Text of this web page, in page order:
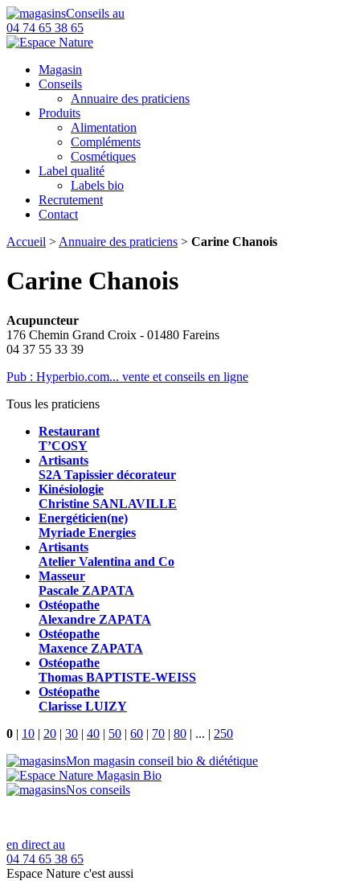
Conseils au
04 74 65 38 65
Magasin
Conseils
Annuaire des praticiens
Produits
Alimentation
Compléments
Cosmétiques
Label qualité
Labels bio
Recrutement
Contact
Accueil > Annuaire des praticiens > Carine Chanois
Carine Chanois
Acupuncteur
176 Chemin Grand Croix - 01480 Fareins
04 37 55 33 39
Pub : Hyperbio.com... vente et conseils en ligne
Tous les praticiens
Restaurant
T’COSY
Artisants
S2A Tapissier décorateur
Kinésiologie
Christine SANLAVILLE
Energéticien(ne)
Myriade Energies
Artisants
Atelier Valentina and Co
Masseur
Pascale ZAPATA
Ostéopathe
Alexandre ZAPATA
Ostéopathe
Maxence ZAPATA
Ostéopathe
Thomas BAPTISTE-WEISS
Ostéopathe
Clarisse LUIZY
0 | 10 | 20 | 30 | 40 | 50 | 60 | 70 | 80 | ... | 250
Mon magasin conseil bio & diététique
Nos conseils
en direct au
04 74 65 38 65
Espace Nature c'est aussi